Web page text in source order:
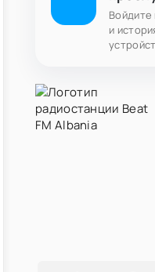
Войдите
и